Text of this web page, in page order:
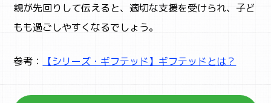
親が先回りして伝えると、適切な支援を受けられ、子ど
もも過ごしやすくなるでしょう。
参考： 【シリーズ・ギフテッド】ギフテッドとは？